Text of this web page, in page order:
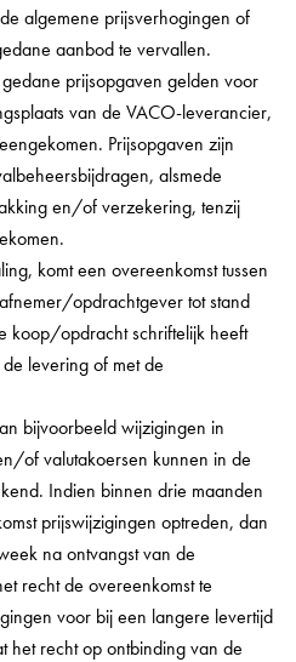
algemene prijsverhogingen of
aanbod te vervallen.
prijsopgaven gelden voor
van de VACO-leverancier,
Prijsopgaven zijn
alsmede
en/of verzekering, tenzij
komt een overeenkomst tussen
opdrachtgever tot stand
koop/opdracht schriftelijk heeft
levering of met de
bijvoorbeeld wijzigingen in
of valutakoersen kunnen in de
Indien binnen drie maanden
prijswijzigingen optreden, dan
na ontvangst van de
recht de overeenkomst te
voor bij een langere levertijd
het recht op ontbinding van de